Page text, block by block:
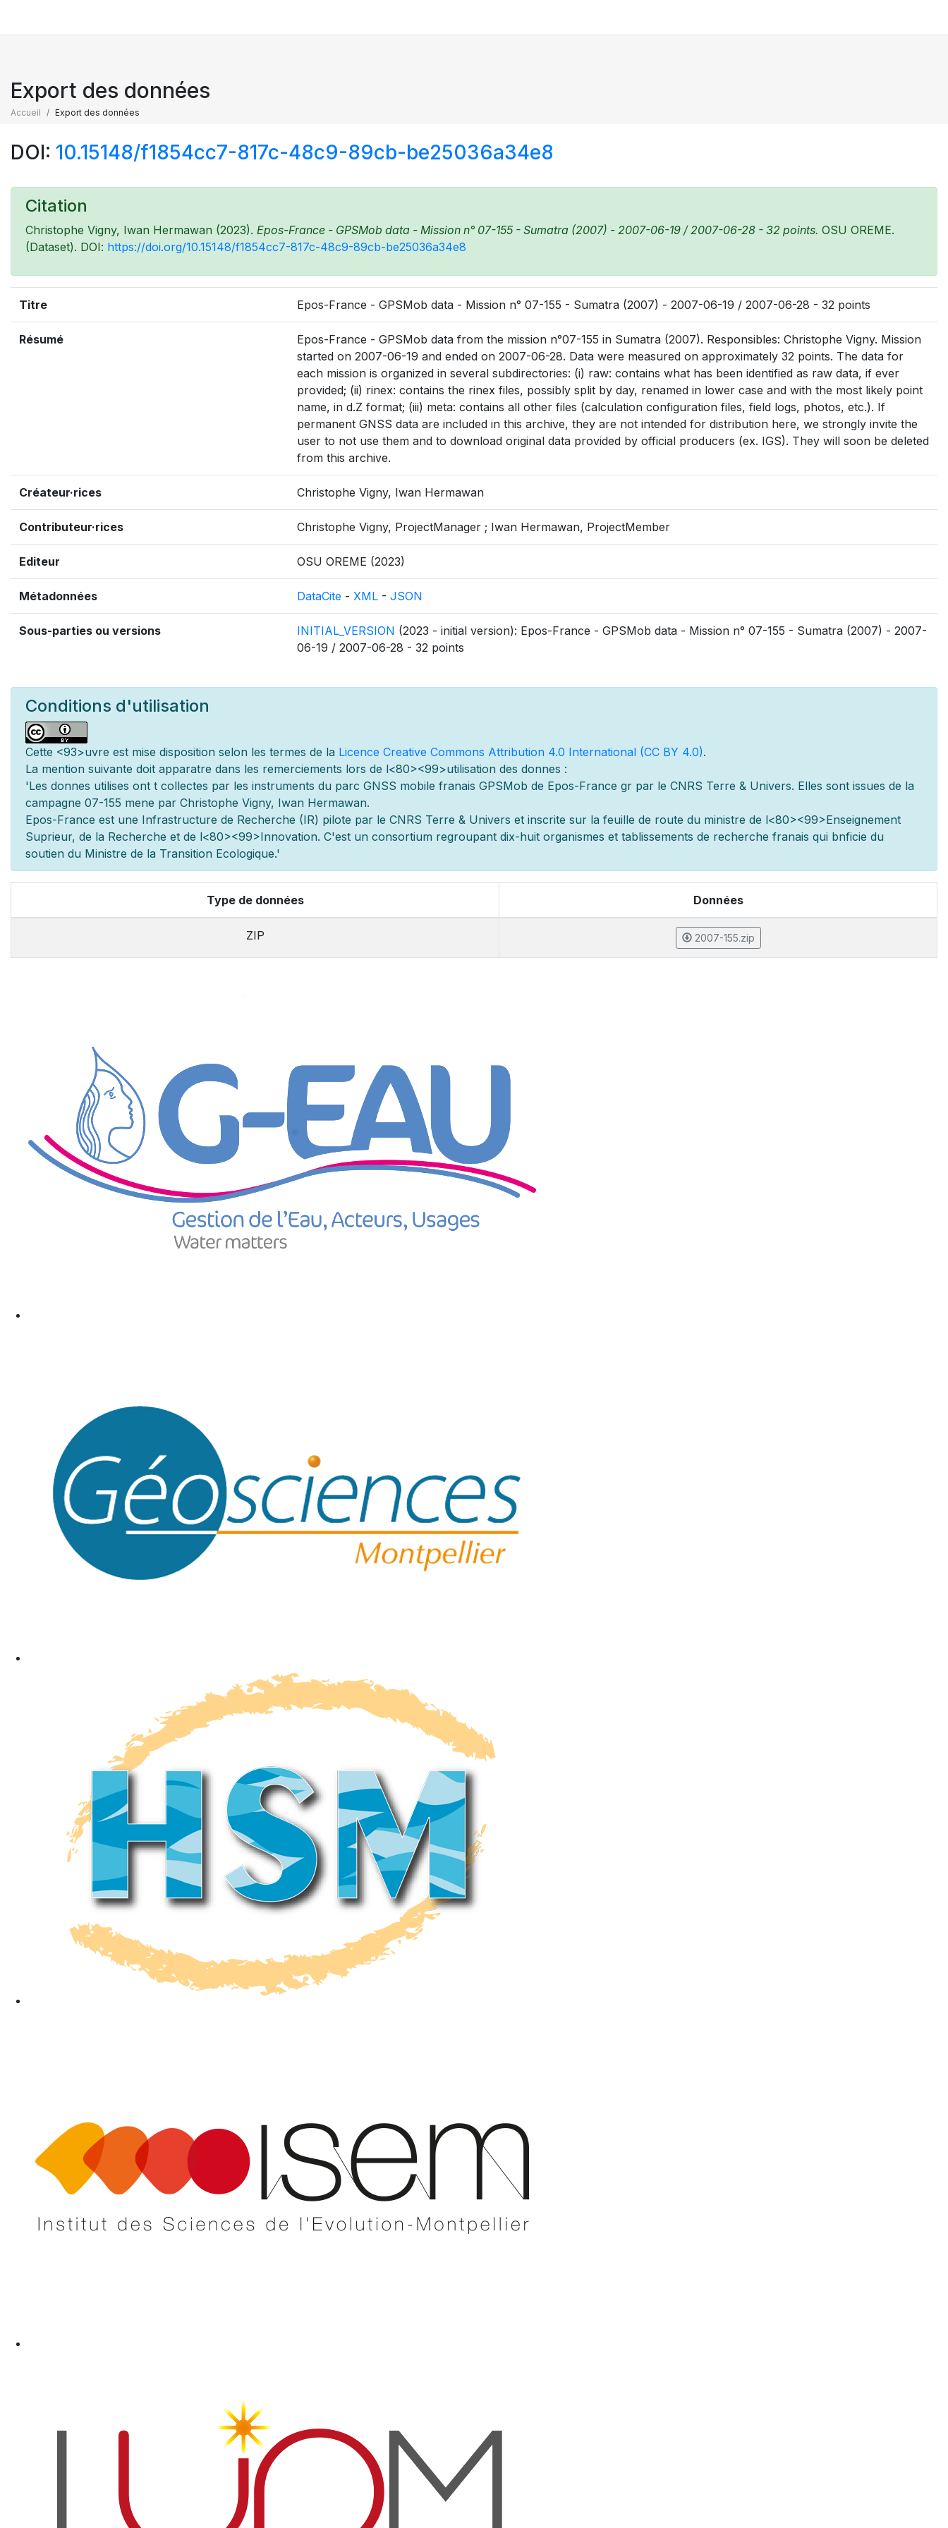
Export des données
Accueil Export des données
DOI: 10.15148/f1854cc7-817c-48c9-89cb-be25036a34e8
Citation
Christophe Vigny, Iwan Hermawan (2023). Epos-France - GPSMob data - Mission n° 07-155 - Sumatra (2007) - 2007-06-19 / 2007-06-28 - 32 points. OSU OREME.
(Dataset). DOI: https://doi.org/10.15148/f1854cc7-817c-48c9-89cb-be25036a34e8
Titre Epos-France - GPSMob data - Mission n° 07-155 - Sumatra (2007) - 2007-06-19 / 2007-06-28 - 32 points
Résumé
Epos-France - GPSMob data from the mission n°07-155 in Sumatra (2007). Responsibles: Christophe Vigny. Mission
started on 2007-06-19 and ended on 2007-06-28. Data were measured on approximately 32 points. The data for
each mission is organized in several subdirectories: (i) raw: contains what has been identified as raw data, if ever
provided; (ii) rinex: contains the rinex files, possibly split by day, renamed in lower case and with the most likely point
name, in d.Z format; (iii) meta: contains all other files (calculation configuration files, field logs, photos, etc.). If
permanent GNSS data are included in this archive, they are not intended for distribution here, we strongly invite the
user to not use them and to download original data provided by official producers (ex. IGS). They will soon be deleted
from this archive.
Créateur·rices Christophe Vigny, Iwan Hermawan
Contributeur·rices Christophe Vigny, ProjectManager ; Iwan Hermawan, ProjectMember
Editeur OSU OREME (2023)
Métadonnées DataCite - XML - JSON
Sous-parties ou versions INITIAL_VERSION (2023 - initial version): Epos-France - GPSMob data - Mission n° 07-155 - Sumatra (2007) - 2007-
06-19 / 2007-06-28 - 32 points
Conditions d'utilisation
Cette <93>uvre est mise disposition selon les termes de la Licence Creative Commons Attribution 4.0 International (CC BY 4.0).
La mention suivante doit apparatre dans les remerciements lors de l<80><99>utilisation des donnes :
'Les donnes utilises ont t collectes par les instruments du parc GNSS mobile franais GPSMob de Epos-France gr par le CNRS Terre & Univers. Elles sont issues de la
campagne 07-155 mene par Christophe Vigny, Iwan Hermawan.
Epos-France est une Infrastructure de Recherche (IR) pilote par le CNRS Terre & Univers et inscrite sur la feuille de route du ministre de l<80><99>Enseignement
Suprieur, de la Recherche et de l<80><99>Innovation. C'est un consortium regroupant dix-huit organismes et tablissements de recherche franais qui bnficie du
soutien du Ministre de la Transition Ecologique.'
Type de données Données
ZIP 2007-155.zip